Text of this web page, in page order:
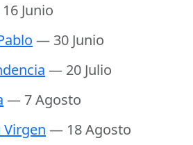
Junio
— 30 Junio
— 20 Julio
— 7 Agosto
Virgen — 18 Agosto